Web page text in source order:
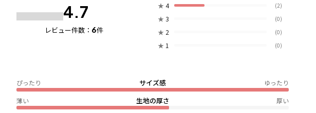
4.7
レビュー件数： 6件
★ 4 (2)
★ 3 (0)
★ 2 (0)
★ 1 (0)
サイズ感
ぴったり ゆったり
生地の厚さ
薄い 厚い